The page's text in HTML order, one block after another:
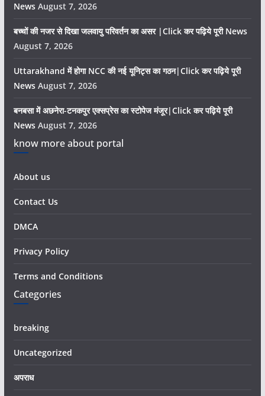
News August 7, 2026
बच्चों की नजर से दिखा जलवायु परिवर्तन का असर |Click कर पढ़िये पूरी News
August 7, 2026
Uttarakhand में होगा NCC की नई यूनिट्स का गठन|Click कर पढ़िये पूरी
News August 7, 2026
बनबसा में अछनेरा-टनकपुर एक्सप्रेस का स्टोपेज मंजूर|Click कर पढ़िये पूरी
News August 7, 2026
know more about portal
About us
Contact Us
DMCA
Privacy Policy
Terms and Conditions
Categories
breaking
Uncategorized
अपराध